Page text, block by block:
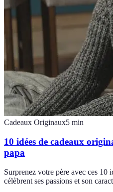
Cadeaux Originaux5 min
10 idées de cadeaux
papa
Surprenez votre père avec ces 10
célèbrent ses passions et son